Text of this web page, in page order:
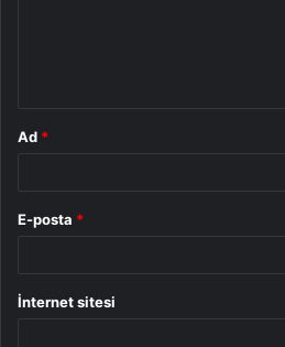
Ad *
E-posta *
İnternet sitesi